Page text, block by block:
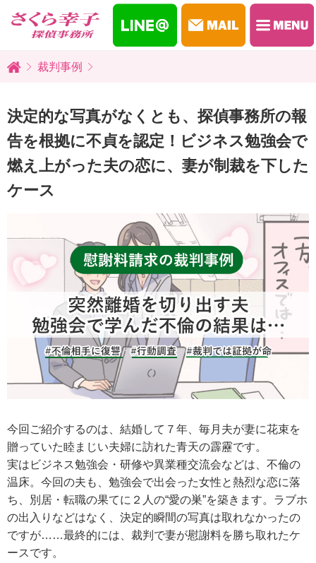
裁判事例
決定的な写真がなくとも、探偵事務所の報
告を根拠に不貞を認定！ビジネス勉強会で
燃え上がった夫の恋に、妻が制裁を下した
ケース
今回ご紹介するのは、結婚して７年、毎月夫が妻に花束を
贈っていた睦まじい夫婦に訪れた青天の霹靂です。
実はビジネス勉強会・研修や異業種交流会などは、不倫の
温床。今回の夫も、勉強会で出会った女性と熱烈な恋に落
ち、別居・転職の果てに２人の“愛の巣”を築きます。ラブホ
の出入りなどはなく、決定的瞬間の写真は取れなかったの
ですが……最終的には、裁判で妻が慰謝料を勝ち取れたケ
ースです。